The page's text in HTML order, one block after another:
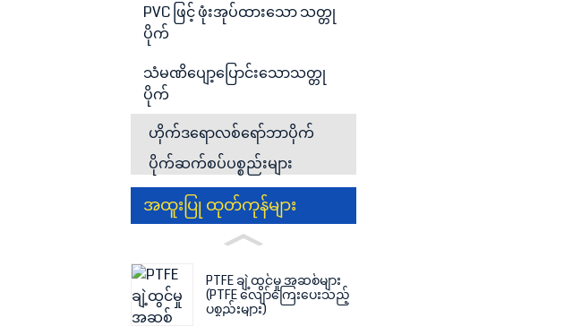
PVC ဖြင့် ဖုံးအုပ်ထားသော သတ္တု
ပိုက်
သံမဏိပျော့ပြောင်းသောသတ္တု
ပိုက်
ဟိုက်ဒရောလစ်ရော်ဘာပိုက်
ပိုက်ဆက်စပ်ပစ္စည်းများ
အထူးပြု ထုတ်ကုန်များ
PTFE ချဲ့ထွင်မှု အဆစ်များ
(PTFE လျော်ကြေးပေးသည့်
ပစ္စည်းများ)